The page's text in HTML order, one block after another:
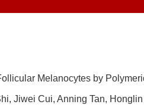
Melanocytes by
Jiwei Cui, Anning Tan,